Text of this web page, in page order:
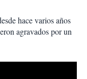
hace varios años
agravados por un